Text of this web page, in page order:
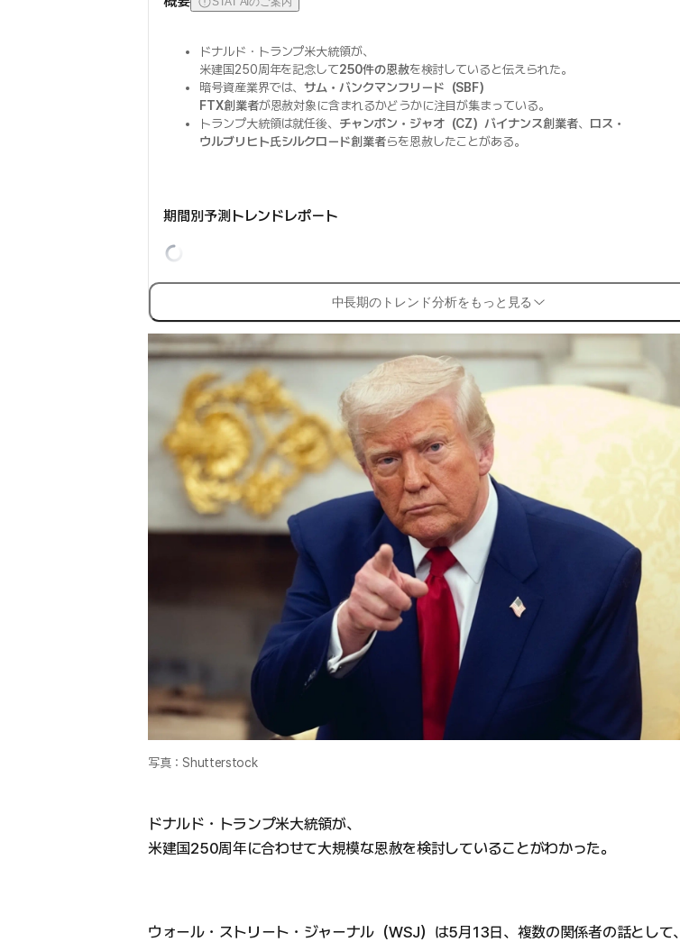
ドナルド・トランプ米大統領が、
米建国250周年を記念して250件の恩赦を検討していると伝えられた。
暗号資産業界では、サム・バンクマンフリード（SBF）
FTX創業者が恩赦対象に含まれるかどうかに注目が集まっている。
トランプ大統領は就任後、 チャンポン・ジャオ（CZ）バイナンス創業者、 ロス・
ウルブリヒト氏シルクロード創業者らを恩赦したことがある。
期間別予測トレンドレポート
中長期のトレンド分析をもっと見る
写真：Shutterstock
ドナルド・トランプ米大統領が、
米建国250周年に合わせて大規模な恩赦を検討していることがわかった。
ウォール・ストリート・ジャーナル（WSJ）は5月13日、複数の関係者の話として、